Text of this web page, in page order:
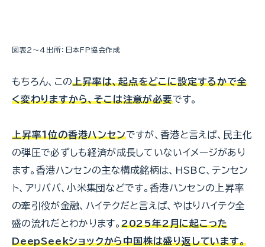
図表2～4出所：日本FP協会作成
もちろん、この上昇率は、起点をどこに設定するかで全
く変わりますから、そこは注意が必要です。
上昇率１位の香港ハンセンですが、香港と言えば、民主化
の弾圧で必ずしも経済が成長していないイメージがあり
ます。香港ハンセンの主な構成銘柄は、HSBC、テンセン
ト、アリババ、小米集団などです。香港ハンセンの上昇率
の牽引役が金融、ハイテクだと言えば、やはりハイテク全
盛の流れだとわかります。 2025年2月に起こった
DeepSeekショックから中国株は盛り返しています。